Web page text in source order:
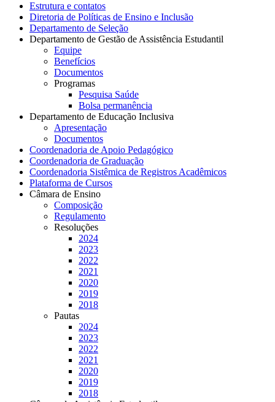
Estrutura e contatos
Diretoria de Políticas de Ensino e Inclusão
Departamento de Seleção
Departamento de Gestão de Assistência Estudantil
Equipe
Benefícios
Documentos
Programas
Pesquisa Saúde
Bolsa permanência
Departamento de Educação Inclusiva
Apresentação
Documentos
Coordenadoria de Apoio Pedagógico
Coordenadoria de Graduação
Coordenadoria Sistêmica de Registros Acadêmicos
Plataforma de Cursos
Câmara de Ensino
Composição
Regulamento
Resoluções
2024
2023
2022
2021
2020
2019
2018
Pautas
2024
2023
2022
2021
2020
2019
2018